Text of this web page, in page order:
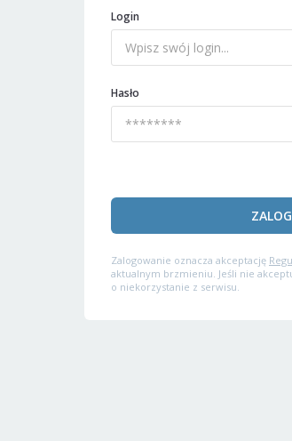
Login
Hasło
Zalogowanie oznacza akceptację
aktualnym brzmieniu. Jeśli nie
o niekorzystanie z serwisu.